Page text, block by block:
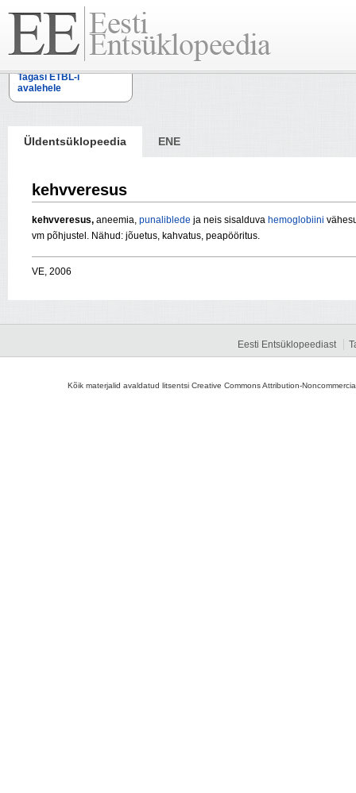
Tagasi ETBL-i
avalehele
Üldentsüklopeedia ENE
kehvveresus
kehvveresus, aneemia, punaliblede ja neis sisalduva hemoglobiini
vm põhjustel. Nähud: jõuetus, kahvatus, peapööritus.
VE, 2006
Eesti Entsüklopeediast
Kõik materjalid avaldatud litsentsi Creative Commons Attribution-